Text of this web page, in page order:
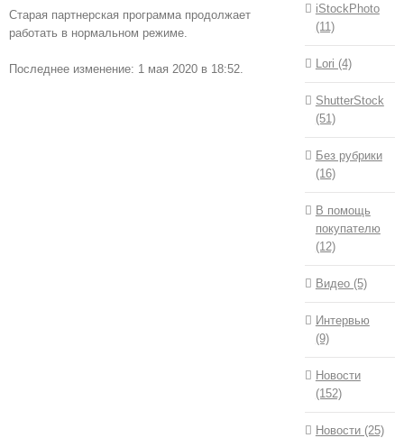
Старая партнерская программа продолжает
работать в нормальном режиме.
Последнее изменение: 1 мая 2020 в 18:52.
iStockPhoto
(11)
Lori (4)
ShutterStock
(51)
Без рубрики
(16)
В помощь
покупателю
(12)
Видео (5)
Интервью
(9)
Новости
(152)
Новости (25)